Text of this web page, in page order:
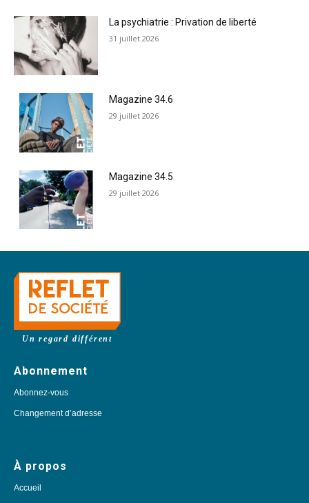
La psychiatrie : Privation de liberté
31 juillet 2026
Magazine 34.6
29 juillet 2026
Magazine 34.5
29 juillet 2026
Un regard différent
Abonnement
Abonnez-vous
Changement d’adresse
À propos
Accueil